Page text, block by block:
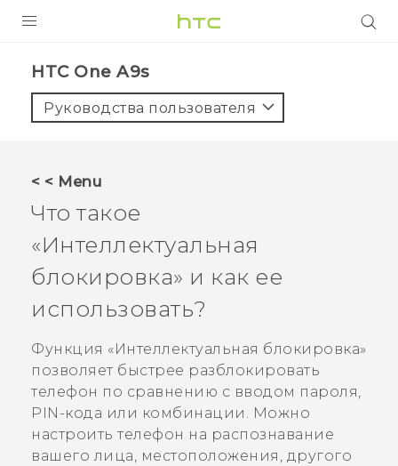
5G
VIVERSE
ПОДДЕРЖКА
HTC One A9s‎
Руководства пользователя
< < Menu
Что такое
«Интеллектуальная
блокировка» и как ее
использовать?
Функция «Интеллектуальная блокировка»
позволяет быстрее разблокировать
телефон по сравнению с вводом пароля,
PIN-кода или комбинации. Можно
настроить телефон на распознавание
вашего лица, местоположения, другого